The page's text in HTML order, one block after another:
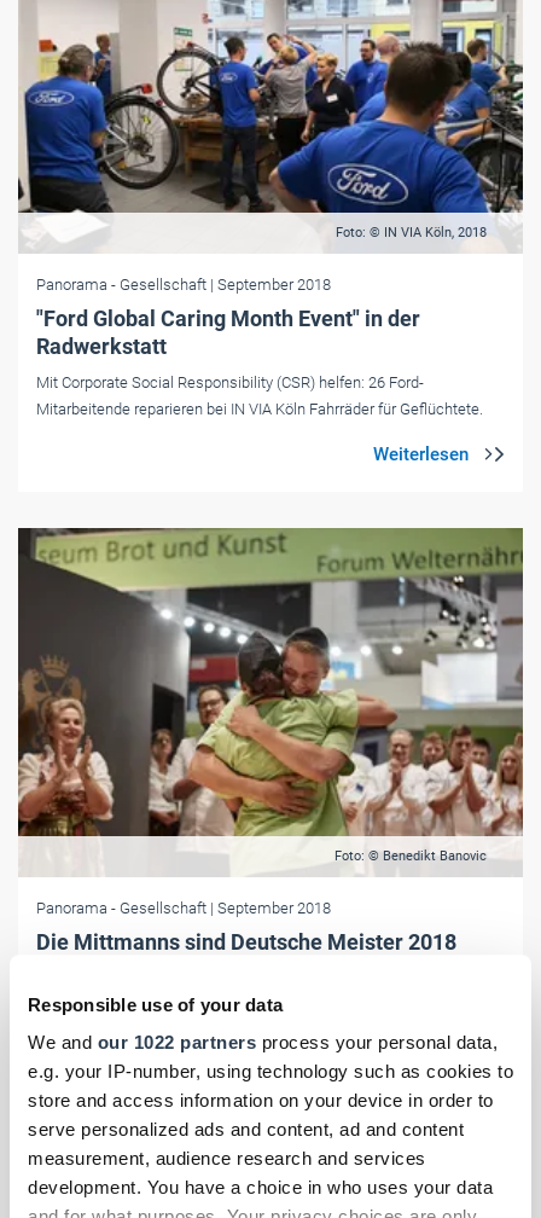
Responsible use of your data
We and our 1022 partners process your personal data,
e.g. your IP-number, using technology such as cookies to
store and access information on your device in order to
serve personalized ads and content, ad and content
measurement, audience research and services
development. You have a choice in who uses your data
Foto: © IN VIA Köln, 2018
Panorama - Gesellschaft | September 2018
"Ford Global Caring Month Event" in der
Radwerkstatt
Mit Corporate Social Responsibility (CSR) helfen: 26 Ford-
Mitarbeitende reparieren bei IN VIA Köln Fahrräder für Geflüchtete.
Foto: © Benedikt Banovic
Panorama - Gesellschaft | September 2018
Die Mittmanns sind Deutsche Meister 2018
Deutschlands gegeneinander an und kämpften auf höchstem Niveau